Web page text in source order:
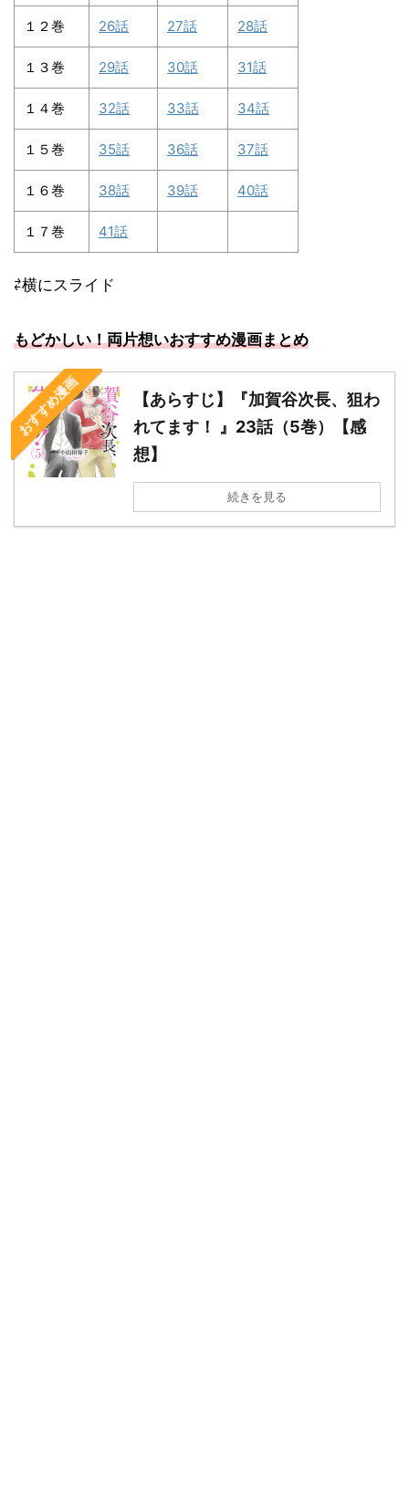
１２巻 26話 27話 28話
１３巻 29話 30話 31話
１４巻 32話 33話 34話
１５巻 35話 36話 37話
１６巻 38話 39話 40話
１７巻 41話
⇄横にスライド
もどかしい！両片想いおすすめ漫画まとめ
おすすめ漫画
【あらすじ】『加賀谷次長、狙わ
れてます！ 』23話（5巻）【感
想】
続きを見る